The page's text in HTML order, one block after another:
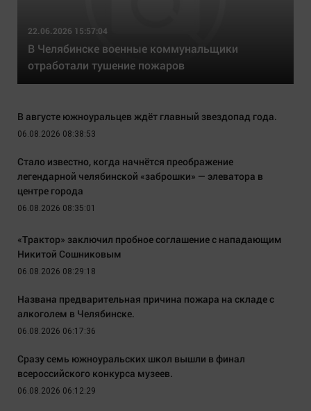
22.06.2026 15:57:04
В Челябинске военные коммунальщики
отработали тушение пожаров
В августе южноуральцев ждёт главный звездопад года.
06.08.2026 08:38:53
Стало известно, когда начнётся преображение
легендарной челябинской «заброшки» — элеватора в
центре города
06.08.2026 08:35:01
«Трактор» заключил пробное соглашение с нападающим
Никитой Сошниковым
06.08.2026 08:29:18
Названа предварительная причина пожара на складе с
алкоголем в Челябинске.
06.08.2026 06:17:36
Сразу семь южноуральских школ вышли в финал
всероссийского конкурса музеев.
06.08.2026 06:12:29